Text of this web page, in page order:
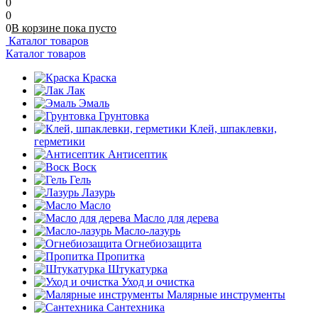
0
0
0В корзине пока пусто
Каталог товаров
Каталог товаров
Краска
Лак
Эмаль
Грунтовка
Клей, шпаклевки,
герметики
Антисептик
Воск
Гель
Лазурь
Масло
Масло для дерева
Масло-лазурь
Огнебиозащита
Пропитка
Штукатурка
Уход и очистка
Малярные инструменты
Сантехника